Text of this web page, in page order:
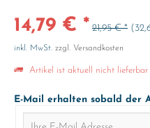
14,79 € * 21,95 € *
inkl. MwSt. zzgl. Versandkosten
Artikel ist aktuell nicht lieferbar
E-Mail erhalten sobald der